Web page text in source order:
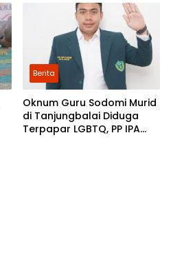
Berita
Oknum Guru Sodomi Murid
di Tanjungbalai Diduga
Terpapar LGBTQ, PP IPA